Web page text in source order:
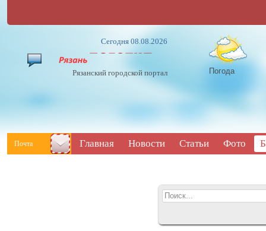
Сегодня 08.08.2026
Рязанский городской портал Погода
Почта Главная Новости Статьи Фото